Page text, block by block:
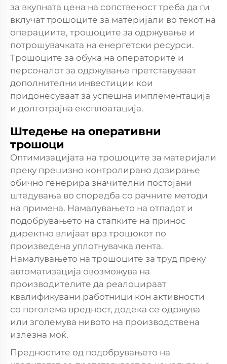
за вкупната цена на сопственост треба да ги
вклучат трошоците за материјали во текот на
операциите, трошоците за одржување и
потрошувачката на енергетски ресурси.
Трошоците за обука на операторите и
персоналот за одржување претставуваат
дополнителни инвестиции кои
придонесуваат за успешна имплементација
и долготрајна експлоатација.
Штедење на оперативни
трошоци
Оптимизацијата на трошоците за материјали
преку прецизно контролирано дозирање
обично генерира значителни постојани
штедувања во споредба со рачните методи
на примена. Намалувањето на отпадот и
подобрувањето на стапките на принос
директно влијаат врз трошокот по
произведена уплотнувачка лента.
Намалувањето на трошоците за труд преку
автоматизација овозможува на
производителите да реалоцираат
квалификувани работници кон активности
со поголема вредност, додека се одржува
или зголемува нивото на производствена
излезна моќ.
Предностите од подобрувањето на